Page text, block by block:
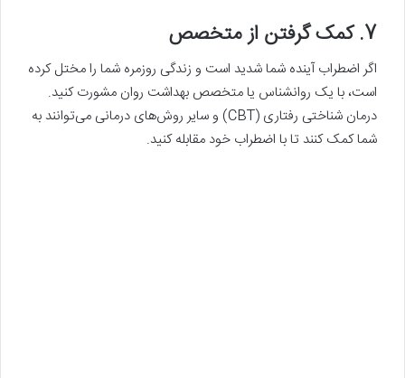
7. کمک گرفتن از متخصص
اگر اضطراب آینده شما شدید است و زندگی روزمره شما را مختل کرده
است، با یک روانشناس یا متخصص بهداشت روان مشورت کنید.
درمان شناختی رفتاری (CBT) و سایر روش‌های درمانی می‌توانند به
شما کمک کنند تا با اضطراب خود مقابله کنید.